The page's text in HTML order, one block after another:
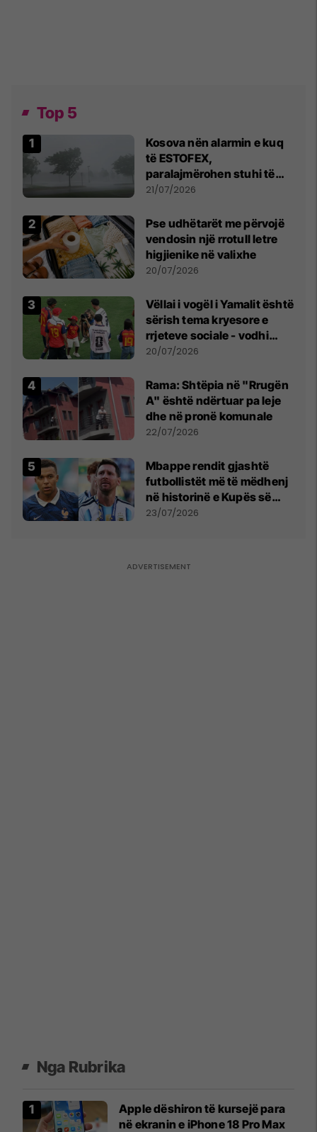
Top 5
Kosova nën alarmin e kuq
të ESTOFEX,
paralajmërohen stuhi të
fuqishme me breshër dhe
21/07/2026
Pse udhëtarët me përvojë
vendosin një rrotull letre
higjienike në valixhe
20/07/2026
Vëllai i vogël i Yamalit është
sërish tema kryesore e
rrjeteve sociale - vodhi
vëmendjen pas finales së
20/07/2026
Rama: Shtëpia në "Rrugën
A" është ndërtuar pa leje
dhe në pronë komunale
22/07/2026
Mbappe rendit gjashtë
futbollistët më të mëdhenj
në historinë e Kupës së
Botës, Messi mbetet i dyti
23/07/2026
Nga Rubrika
Apple dëshiron të kursejë para
në ekranin e iPhone 18 Pro Max